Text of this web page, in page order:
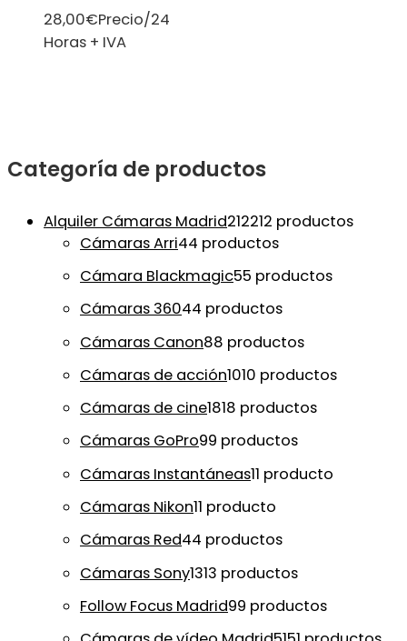
Categoría de productos
Alquiler Cámaras Madrid212212 productos
Cámaras Arri44 productos
Cámara Blackmagic55 productos
Cámaras 36044 productos
Cámaras Canon88 productos
Cámaras de acción1010 productos
Cámaras de cine1818 productos
Cámaras GoPro99 productos
Cámaras Instantáneas11 producto
Cámaras Nikon11 producto
Cámaras Red44 productos
Cámaras Sony1313 productos
Follow Focus Madrid99 productos
28,00€Precio/24
Horas + IVA